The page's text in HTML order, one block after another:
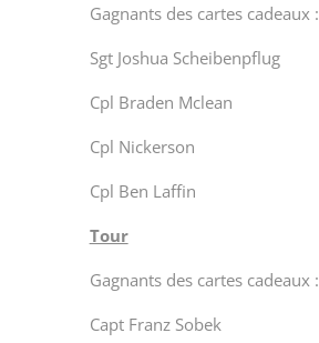
Gagnants des cartes cadeaux :
Sgt Joshua Scheibenpflug
Cpl Braden Mclean
Cpl Nickerson
Cpl Ben Laffin
Tour
Gagnants des cartes cadeaux :
Capt Franz Sobek